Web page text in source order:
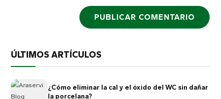
ÚLTIMOS ARTÍCULOS
¿Cómo eliminar la cal y el óxido del WC sin dañar
la porcelana?